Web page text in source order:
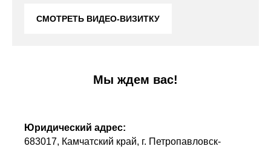
СМОТРЕТЬ ВИДЕО-ВИЗИТКУ
Мы ждем вас!
Юридический адрес:
683017, Камчатский край, г. Петропавловск-